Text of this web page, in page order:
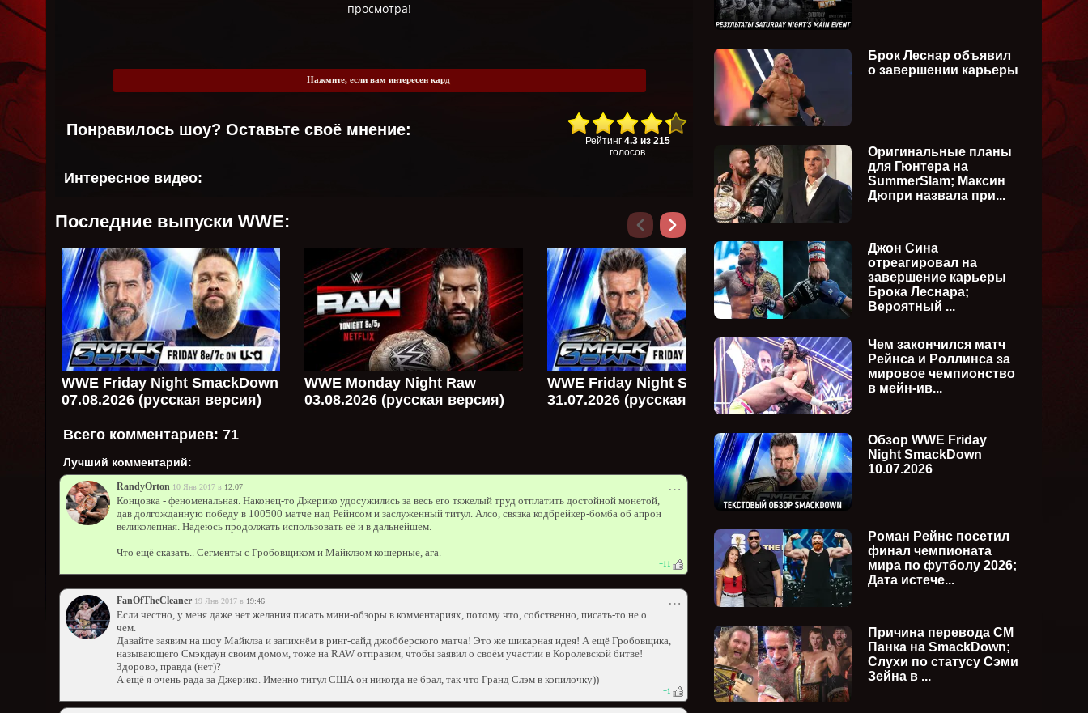
просмотра!
Нажмите, если вам интересен кард
Понравилось шоу? Оставьте своё мнение:
Рейтинг 4.3 из 215
голосов
Интересное видео:
Последние выпуски WWE:
WWE Friday Night SmackDown
07.08.2026 (русская версия)
WWE Monday Night Raw
03.08.2026 (русская версия)
WWE Friday Night SmackDown
31.07.2026 (русская версия)
WWE Monday Night Raw
27.07.2026 (русская версия)
Всего комментариев: 71
Лучший комментарий:
RandyОrton 10 Янв 2017 в 12:07 ⋯
Концовка - феноменальная. Наконец-то Джерико удосужились за весь его тяжелый труд отплатить достойной монетой,
дав долгожданную победу в 100500 матче над Рейнсом и заслуженный титул. Алсо, связка кодбрейкер-бомба об апрон
великолепная. Надеюсь продолжать использовать её и в дальнейшем.
Что ещё сказать.. Сегменты с Гробовщиком и Майклзом кошерные, ага.
+11
FanOfTheCleaner 19 Янв 2017 в 19:46 ⋯
Если честно, у меня даже нет желания писать мини-обзоры в комментариях, потому что, собственно, писать-то не о
чем.
Давайте заявим на шоу Майклза и запихнём в ринг-сайд джобберского матча! Это же шикарная идея! А ещё Гробовщика,
называющего Смэкдаун своим домом, тоже на RAW отправим, чтобы заявил о своём участии в Королевской битве!
Здорово, правда (нет)?
А ещё я очень рада за Джерико. Именно титул США он никогда не брал, так что Гранд Слэм в копилочку))
+1
Брок Леснар объявил
о завершении карьеры
Оригинальные планы
для Гюнтера на
SummerSlam; Максин
Дюпри назвала при...
Джон Сина
отреагировал на
завершение карьеры
Брока Леснара;
Вероятный ...
Чем закончился матч
Рейнса и Роллинса за
мировое чемпионство
в мейн-ив...
Обзор WWE Friday
Night SmackDown
10.07.2026
Роман Рейнс посетил
финал чемпионата
мира по футболу 2026;
Дата истече...
Причина перевода СМ
Панка на SmackDown;
Слухи по статусу Сэми
Зейна в ...